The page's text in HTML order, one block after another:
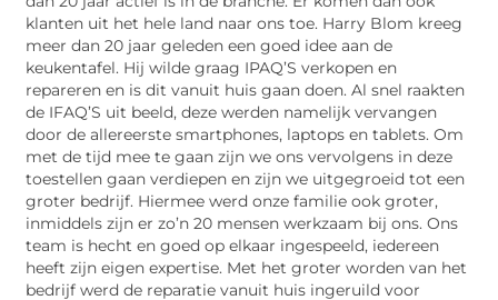
klanten uit het hele land naar ons toe. Harry Blom kreeg
meer dan 20 jaar geleden een goed idee aan de
keukentafel. Hij wilde graag IPAQ’S verkopen en
repareren en is dit vanuit huis gaan doen. Al snel raakten
de IFAQ’S uit beeld, deze werden namelijk vervangen
door de allereerste smartphones, laptops en tablets. Om
met de tijd mee te gaan zijn we ons vervolgens in deze
toestellen gaan verdiepen en zijn we uitgegroeid tot een
groter bedrijf. Hiermee werd onze familie ook groter,
inmiddels zijn er zo’n 20 mensen werkzaam bij ons. Ons
team is hecht en goed op elkaar ingespeeld, iedereen
heeft zijn eigen expertise. Met het groter worden van het
bedrijf werd de reparatie vanuit huis ingeruild voor